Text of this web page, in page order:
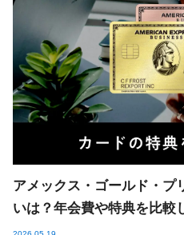
アメックス・ゴールド・プ
いは？年会費や特典を比較